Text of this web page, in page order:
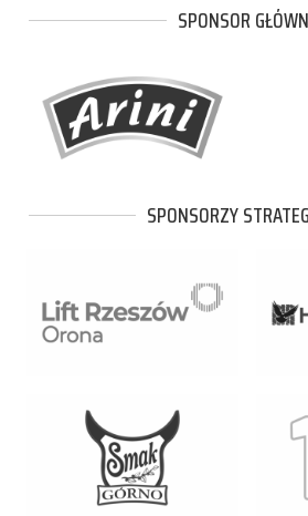
SPONSOR
SPONSORZY